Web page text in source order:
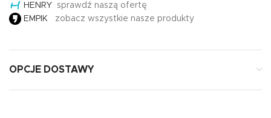
HENRY sprawdź naszą ofertę
EMPIK zobacz wszystkie nasze produkty
OPCJE DOSTAWY